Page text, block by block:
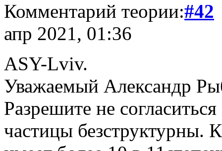
Комментарий теории:#42
апр 2021, 01:36
ASY-Lviv.
Уважаемый Александр
Разрешите не
частицы безструктурны.